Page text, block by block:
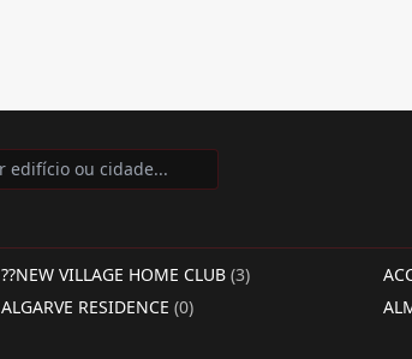
??NEW VILLAGE HOME CLUB (3)
ALGARVE RESIDENCE (0)